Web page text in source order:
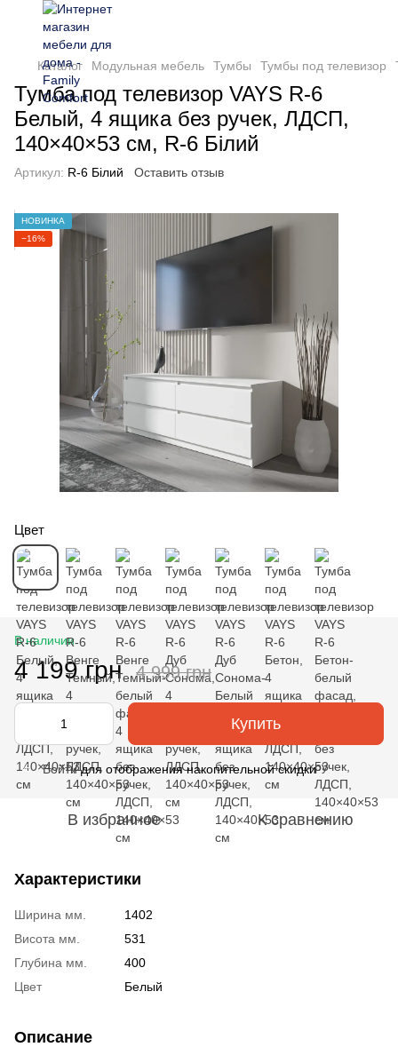
Каталог Модульная мебель Тумбы Тумбы под телевизор
Тумба под телевизор VAYS R-6
Белый, 4 ящика без ручек, ЛДСП,
140×40×53 см, R-6 Білий
Артикул: R-6 Білий Оставить отзыв
НОВИНКА
−16%
Цвет
В наличии
4 199 грн 4 999 грн
Купить
% Войтидля отображения накопительной скидки
В избранное К сравнению
Характеристики
Ширина мм.
1402
Висота мм.
531
Глубина мм.
400
Цвет
Белый
Описание